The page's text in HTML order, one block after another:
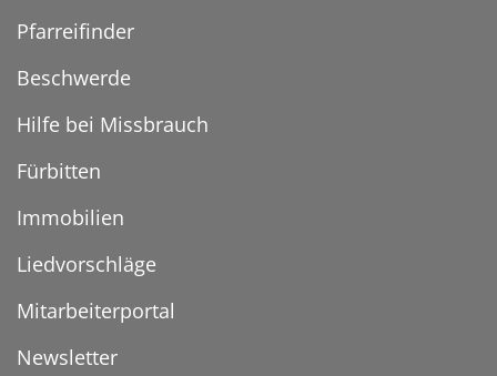
Pfarreifinder
Beschwerde
Hilfe bei Missbrauch
Fürbitten
Immobilien
Liedvorschläge
Mitarbeiterportal
Newsletter